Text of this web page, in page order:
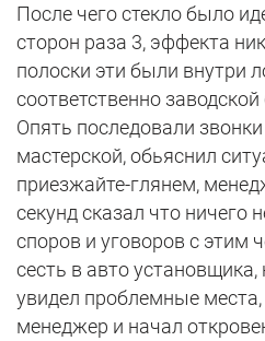
После чего стекло было
сторон раза 3, эффекта
полоски эти были внутри
соответственно заводской
Опять последовали
мастерской, обьяснил
приезжайте-глянем,
секунд сказал что ничего
споров и уговоров с этим
сесть в авто
увидел проблемные
менеджер и начал